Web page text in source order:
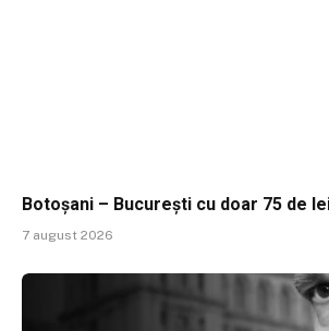
Botoșani – București cu doar 75 de
7 august 2026